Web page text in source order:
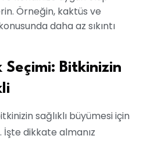
Örneğin, kaktüs ve
daha az sıkıntı
Seçimi: Bitkinizin
sağlıklı büyümesi için
dikkate almanız